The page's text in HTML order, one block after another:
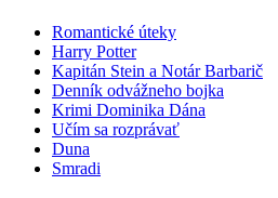
Romantické úteky
Harry Potter
Kapitán Stein a Notár Barbarič
Denník odvážneho bojka
Krimi Dominika Dána
Učím sa rozprávať
Duna
Smradi